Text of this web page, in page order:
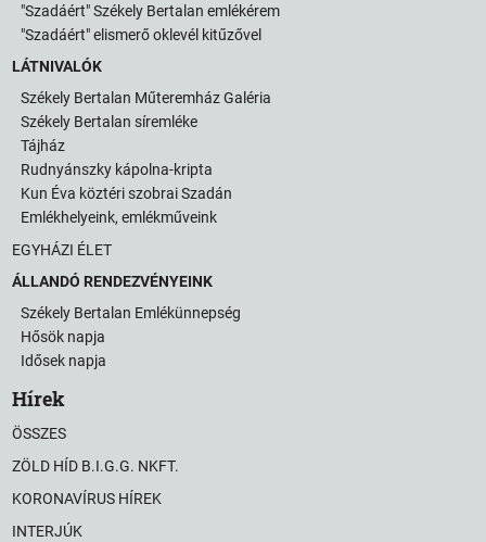
"Szadáért" Székely Bertalan emlékérem
"Szadáért" elismerő oklevél kitűzővel
LÁTNIVALÓK
Székely Bertalan Műteremház Galéria
Székely Bertalan síremléke
Tájház
Rudnyánszky kápolna-kripta
Kun Éva köztéri szobrai Szadán
Emlékhelyeink, emlékműveink
EGYHÁZI ÉLET
ÁLLANDÓ RENDEZVÉNYEINK
Székely Bertalan Emlékünnepség
Hősök napja
Idősek napja
Hírek
ÖSSZES
ZÖLD HÍD B.I.G.G. NKFT.
KORONAVÍRUS HÍREK
INTERJÚK